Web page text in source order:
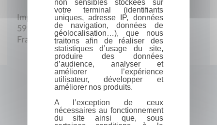
Impasse Saint-Christophe
59163 Condé-sur-Escaut
France
non sensibles stockées sur
votre terminal (identifiants
uniques, adresse IP, données
de navigation, données de
géolocalisation…), que nous
traitons afin de réaliser des
statistiques d’usage du site,
produire des données
d’audience, analyser et
améliorer l’expérience
utilisateur, développer et
améliorer nos produits.
A l’exception de ceux
nécessaires au fonctionnement
du site ainsi que, sous